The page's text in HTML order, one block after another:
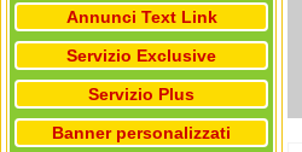
Annunci Text Link
Servizio Exclusive
Servizio Plus
Banner personalizzati